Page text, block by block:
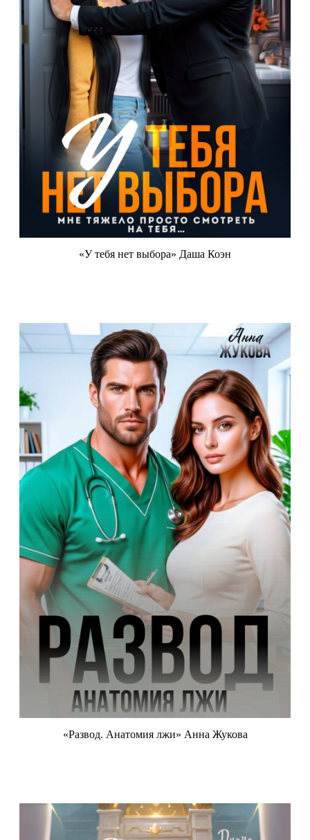
«У тебя нет выбора» Даша Коэн
«Развод. Анатомия лжи» Анна Жукова